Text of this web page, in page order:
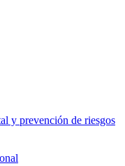
y prevención de riesgos